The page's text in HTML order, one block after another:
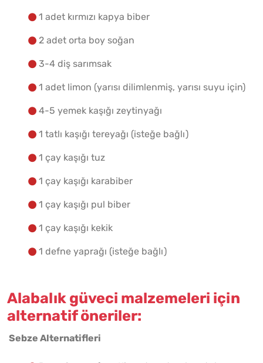
1 adet kırmızı kapya biber
2 adet orta boy soğan
3-4 diş sarımsak
1 adet limon (yarısı dilimlenmiş, yarısı suyu için)
4-5 yemek kaşığı zeytinyağı
1 tatlı kaşığı tereyağı (isteğe bağlı)
1 çay kaşığı tuz
1 çay kaşığı karabiber
1 çay kaşığı pul biber
1 çay kaşığı kekik
1 defne yaprağı (isteğe bağlı)
Alabalık güveci malzemeleri için
alternatif öneriler:
Sebze Alternatifleri